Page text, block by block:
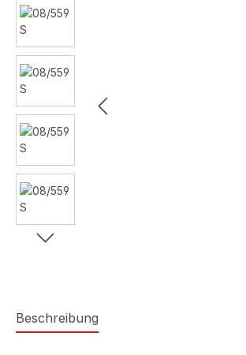
Beschreibung